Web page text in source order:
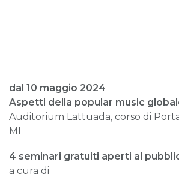
dal 10 maggio 2024
Aspetti della popular music
Auditorium Lattuada, corso di
MI
4 seminari gratuiti aperti al
a cura di